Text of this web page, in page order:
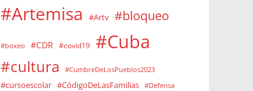
#Artemisa #Artv #bloqueo
#boxeo #CDR #covid19 #Cuba
#cultura #CumbreDeLosPueblos2023
#cursoescolar #CódigoDeLasFamilias #Defensa